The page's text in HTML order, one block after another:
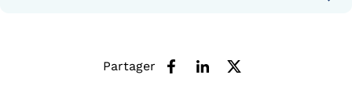
Partager